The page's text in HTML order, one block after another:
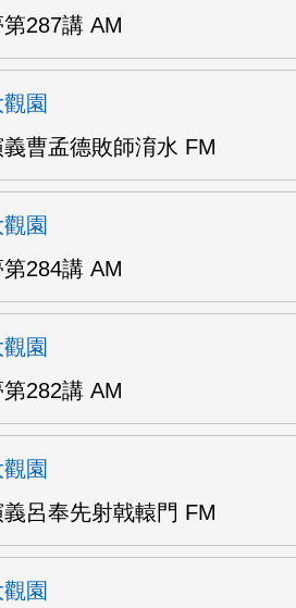
287講 AM
園
曹孟德敗師淯水 FM
園
284講 AM
園
282講 AM
園
呂奉先射戟轅門 FM
園